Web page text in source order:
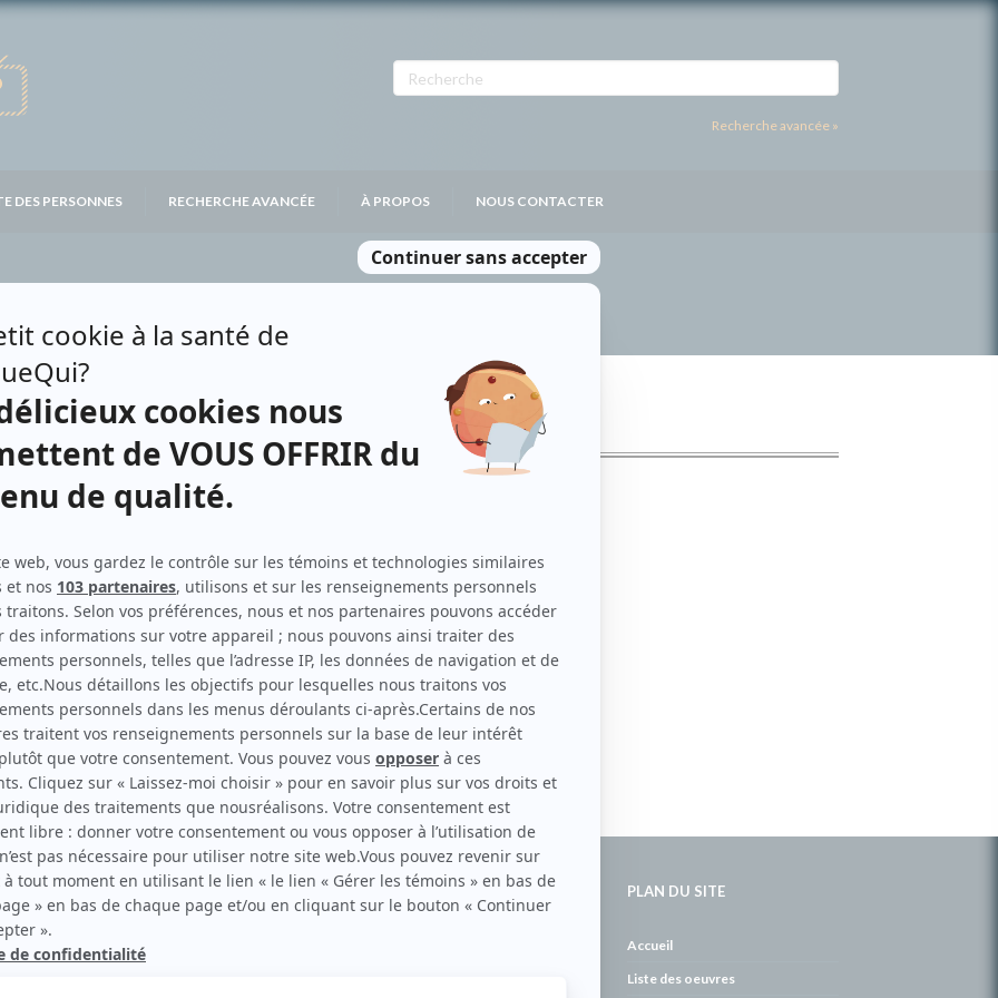
Recherche avancée »
DES PERSONNES RECHERCHE AVANCÉE À PROPOS NOUS CONTACTER
LECAVALIER
Terreur 404
Une autre histoire (Laurence 2019 2020
Catastrophe(Kathleen)
Marche à l'ombre(Lana)
Mon ex à moi(Zoé )
30 vies(Jeune femme blonde )
carbure à son petit écran. Celui qu’on surnomme parfois «l’encyclopédie de
à 2001. Sa spécialité: la télé québécoise. On peut l’entendre régulièrement
PLAN DU SITE
Accueil
Liste des oeuvres